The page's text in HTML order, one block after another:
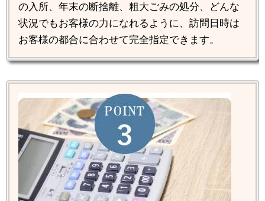
の入所、年末の断捨離、粗大ごみの処分、どんな
状況でもお客様の力になれるように、訪問日時は
お客様の都合に合わせて完全指定できます。